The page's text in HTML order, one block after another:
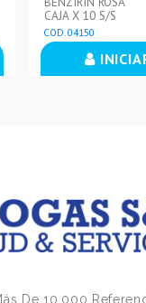
CAJA X 10 S/S
COD. 04150
De 10.000